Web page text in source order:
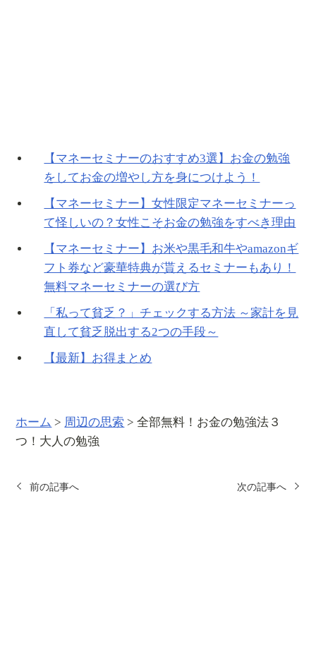
【マネーセミナーのおすすめ3選】お金の勉強
をしてお金の増やし方を身につけよう！
【マネーセミナー】女性限定マネーセミナーっ
て怪しいの？女性こそお金の勉強をすべき理由
【マネーセミナー】お米や黒毛和牛やamazonギ
フト券など豪華特典が貰えるセミナーもあり！
無料マネーセミナーの選び方
「私って貧乏？」チェックする方法 ～家計を見
直して貧乏脱出する2つの手段～
【最新】お得まとめ
ホーム > 周辺の思索 >全部無料！お金の勉強法３
つ！大人の勉強
前の記事へ 次の記事へ